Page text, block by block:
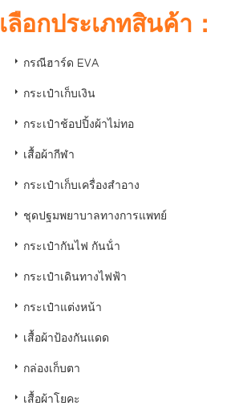
เลือกประเภทสินค้า：
กรณีฮาร์ด EVA
กระเป๋าเก็บเงิน
กระเป๋าช้อปปิ้งผ้าไม่ทอ
เสื้อผ้ากีฬา
กระเป๋าเก็บเครื่องสำอาง
ชุดปฐมพยาบาลทางการแพทย์
กระเป๋ากันไฟ กันน้ํา
กระเป๋าเดินทางไฟฟ้า
กระเป๋าแต่งหน้า
เสื้อผ้าป้องกันแดด
กล่องเก็บตา
เสื้อผ้าโยคะ